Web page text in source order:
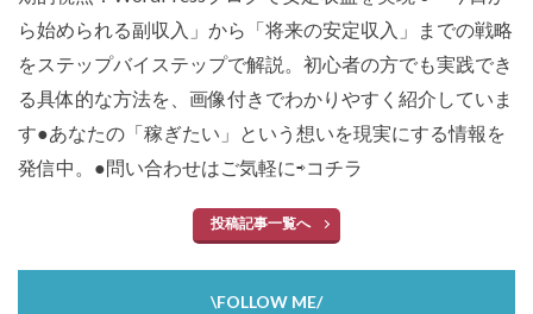
ら始められる副収入」から「将来の安定収入」までの戦略
をステップバイステップで解説。初心者の方でも実践でき
る具体的な方法を、画像付きでわかりやすく紹介していま
す●あなたの「稼ぎたい」という想いを現実にする情報を
発信中。●問い合わせはご気軽に⇨コチラ
投稿記事一覧へ
\FOLLOW ME/